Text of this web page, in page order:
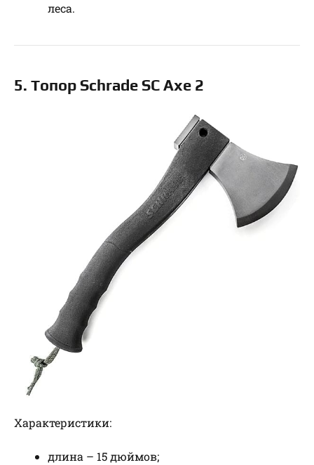
леса.
5. Топор Schrade SC Axe 2
Характеристики:
длина – 15 дюймов;